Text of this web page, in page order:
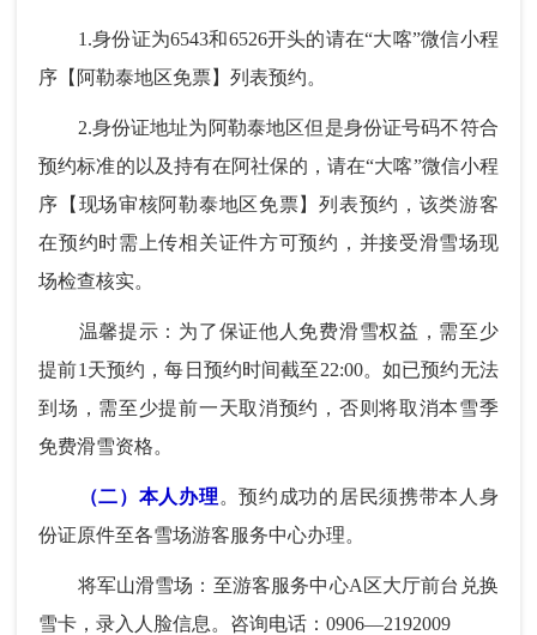
1.身份证为6543和6526开头的请在“大喀”微信小程
序【阿勒泰地区免票】列表预约。
2.身份证地址为阿勒泰地区但是身份证号码不符合
预约标准的以及持有在阿社保的，请在“大喀”微信小程
序【现场审核阿勒泰地区免票】列表预约，该类游客
在预约时需上传相关证件方可预约，并接受滑雪场现
场检查核实。
温馨提示：为了保证他人免费滑雪权益，需至少
提前1天预约，每日预约时间截至22:00。如已预约无法
到场，需至少提前一天取消预约，否则将取消本雪季
免费滑雪资格。
（二）本人办理 。预约成功的居民须携带本人身
份证原件至各雪场游客服务中心办理。
将军山滑雪场：至游客服务中心A区大厅前台兑换
雪卡，录入人脸信息。咨询电话：0906—2192009